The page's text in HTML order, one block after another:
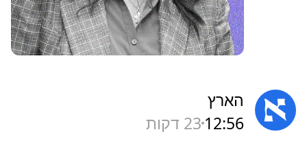
הארץ
12:56 23 דקות